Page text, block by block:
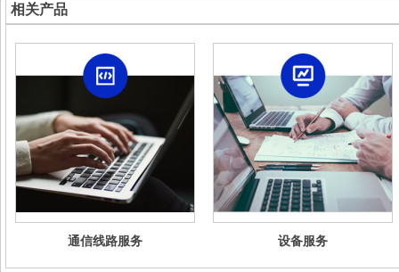
相关产品
通信线路服务 设备服务